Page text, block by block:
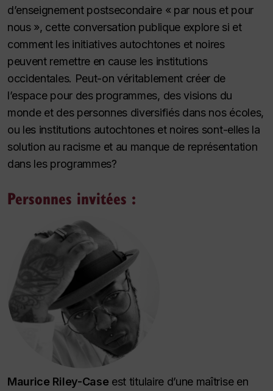
d’enseignement postsecondaire « par nous et pour
nous », cette conversation publique explore si et
comment les initiatives autochtones et noires
peuvent remettre en cause les institutions
occidentales. Peut-on véritablement créer de
l’espace pour des programmes, des visions du
monde et des personnes diversifiés dans nos écoles,
ou les institutions autochtones et noires sont-elles la
solution au racisme et au manque de représentation
dans les programmes?
Personnes invitées :
Maurice Riley-Case est titulaire d’une maîtrise en